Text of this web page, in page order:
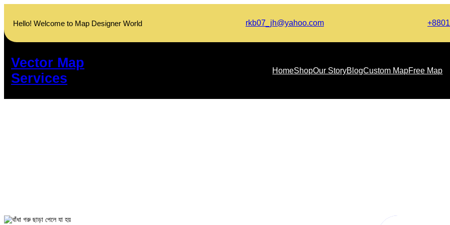
content
Hello! Welcome to Map Designer World rkb07_jh@yahoo.com
Vector Map
Services
HomeShopOur StoryBlogCustom MapFree Map